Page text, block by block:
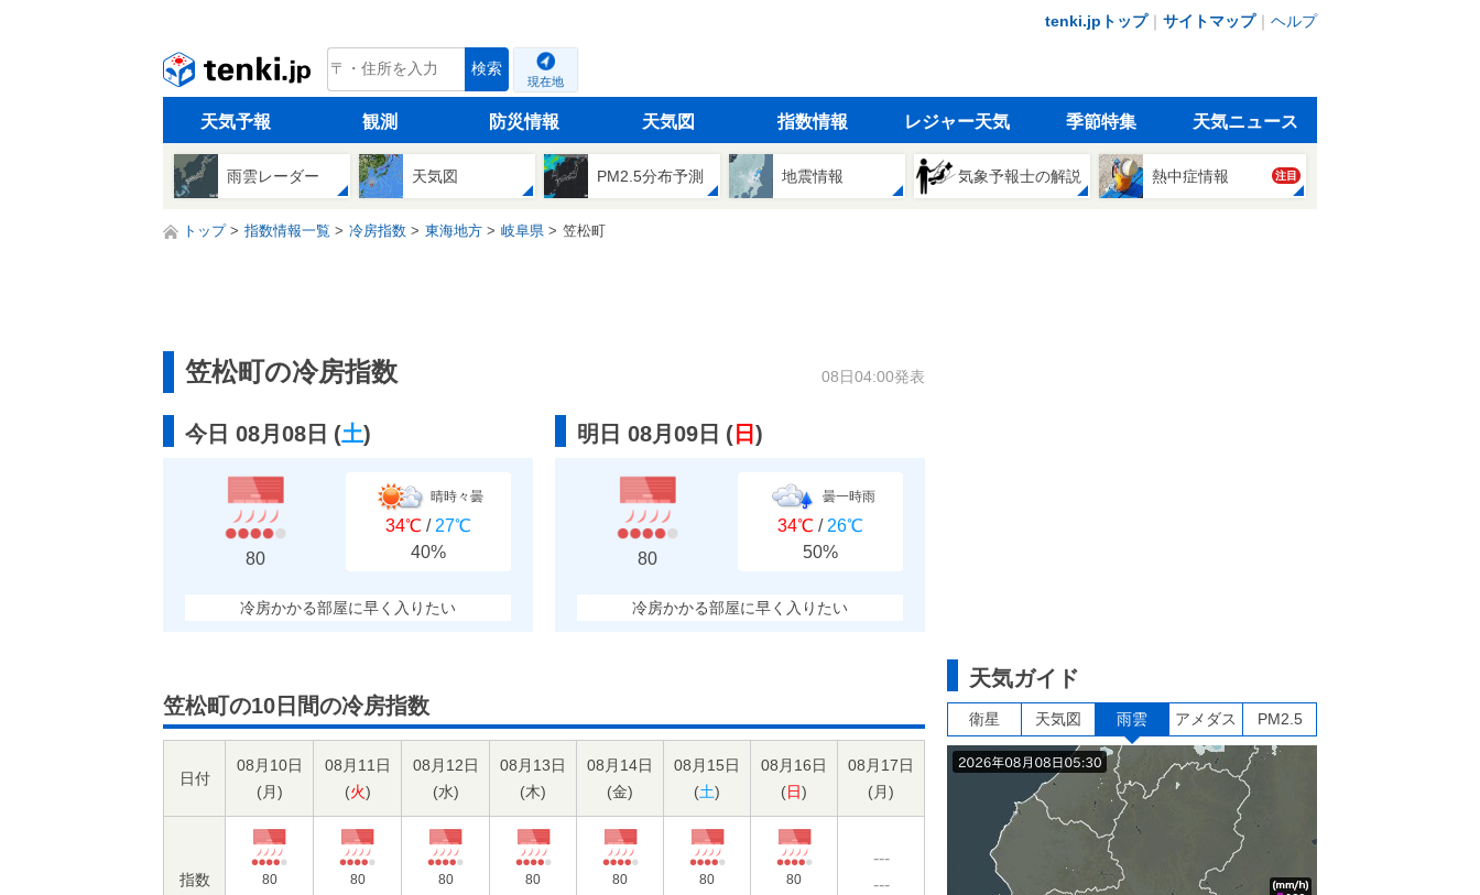
tenki.jpトップ｜ サイトマップ｜ ヘルプ
tenki.jp 検索
現在地
天気予報 観測 防災情報 天気図 指数情報 レジャー天気 季節特集 天気ニュース
雨雲レーダー 天気図 PM2.5分布予測 地震情報 気象予報士の解説 熱中症情報 注目
トップ 指数情報一覧 冷房指数 東海地方 岐阜県 笠松町
笠松町の冷房指数 08日04:00発表
今日 08月08日 (土)
80
晴時々曇
34℃ / 27℃
40%
冷房かかる部屋に早く入りたい
明日 08月09日 ( 日 )
80
曇一時雨
34℃ / 26℃
50%
冷房かかる部屋に早く入りたい
笠松町の10日間の冷房指数
日付
08月10日
(月)
08月11日
(火)
08月12日
(水)
08月13日
(木)
08月14日
(金)
08月15日
(土)
08月16日
(日)
08月17日
(月)
指数 80 80 80 80 80 80 80
---
---
天気ガイド
衛星 天気図 雨雲 アメダス PM2.5